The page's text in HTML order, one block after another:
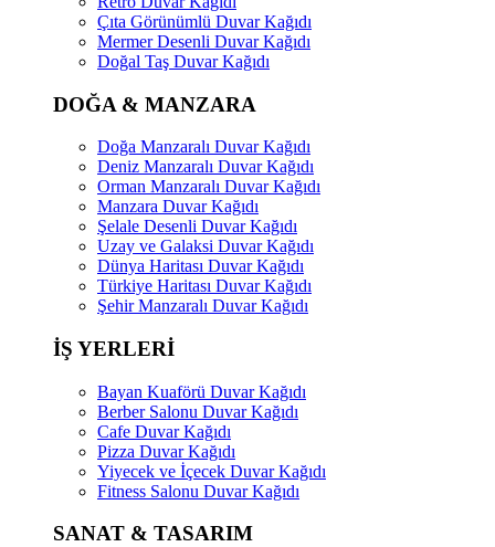
Çıta Görünümlü Duvar Kağıdı
Mermer Desenli Duvar Kağıdı
Doğal Taş Duvar Kağıdı
DOĞA & MANZARA
Doğa Manzaralı Duvar Kağıdı
Deniz Manzaralı Duvar Kağıdı
Orman Manzaralı Duvar Kağıdı
Manzara Duvar Kağıdı
Şelale Desenli Duvar Kağıdı
Uzay ve Galaksi Duvar Kağıdı
Dünya Haritası Duvar Kağıdı
Türkiye Haritası Duvar Kağıdı
Şehir Manzaralı Duvar Kağıdı
İŞ YERLERİ
Bayan Kuaförü Duvar Kağıdı
Berber Salonu Duvar Kağıdı
Cafe Duvar Kağıdı
Pizza Duvar Kağıdı
Yiyecek ve İçecek Duvar Kağıdı
Fitness Salonu Duvar Kağıdı
SANAT & TASARIM